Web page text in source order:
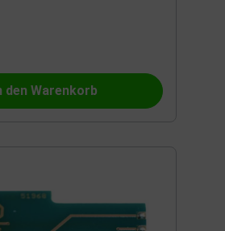
den Warenkorb